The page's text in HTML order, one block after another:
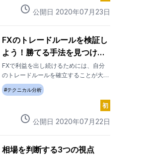
公開日 2020年07 月 23日
FXのトレードルールを検証し
よう！勝てる手法を見つける
ためのステップ
FXで利益を出し続けるためには、自分
のトレードルールを確立することが大切
です。しかし、トレードにはさまざまな
手法やテクニカル指標があって自由度が
非常に高いため、どこから手を付けてよ
いのかわからない人も多いのではないで
しょうか。ルールを確立していないのに
#テクニカル分析
初
公開日 2020年07 月 22日
相場を判断する3つの視点